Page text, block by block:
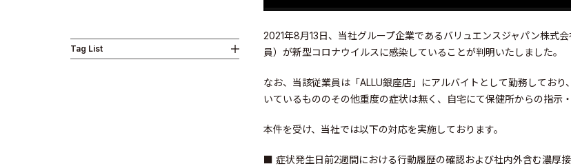
Business
Tag List
2021年8月13日、当社グループ企業であるバリュエンスジャパン株式
員）が新型コロナウイルスに感染していることが判明いたしました。
なお、当該従業員は「ALLU銀座店」にアルバイトとして勤務してお
いているもののその他重度の症状は無く、自宅にて保健所からの指示
本件を受け、当社では以下の対応を実施しております。
■ 症状発生日前2週間における行動履歴の確認および社内外含む濃厚